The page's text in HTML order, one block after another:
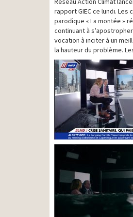
rapport GIEC ce lundi.
parodique « La montée »
continuant à
vocation à inciter à un
la hauteur du problème.